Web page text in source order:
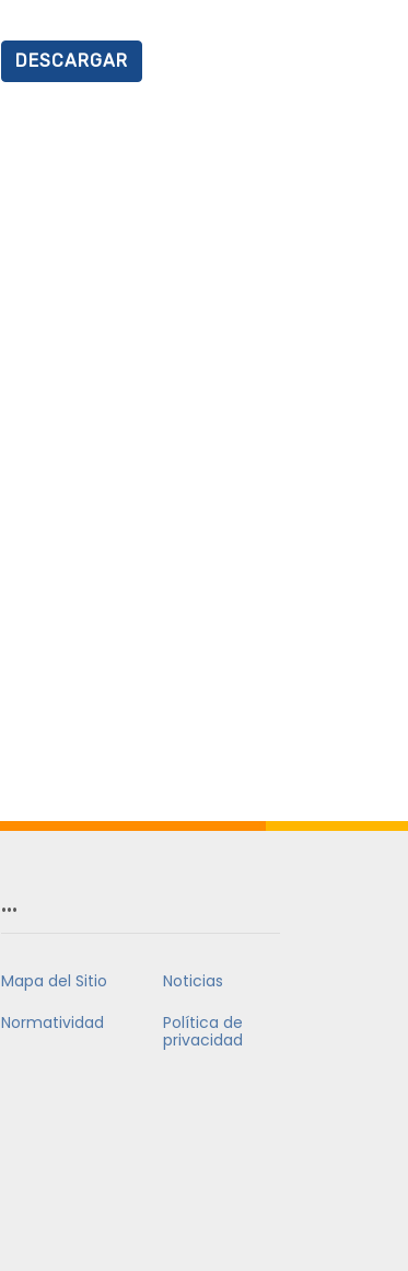
DESCARGAR
…
Mapa del Sitio
Noticias
Normatividad
Política de
privacidad